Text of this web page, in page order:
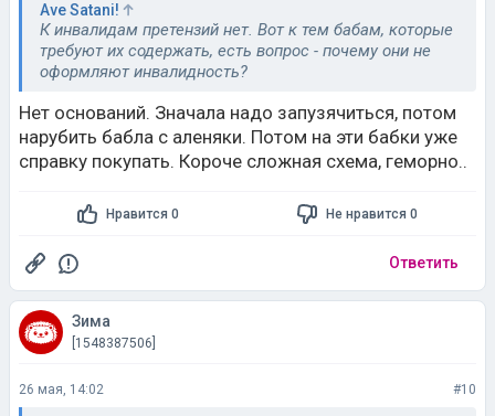
Ave Satani!
К инвалидам претензий нет. Вот к тем бабам, которые
требуют их содержать, есть вопрос - почему они не
оформляют инвалидность?
Нет оснований. Значала надо запузячиться, потом
нарубить бабла с аленяки. Потом на эти бабки уже
справку покупать. Короче сложная схема, геморно..
Нравится 0 Не нравится 0
Ответить
Зима
[1548387506]
26 мая, 14:02 #10